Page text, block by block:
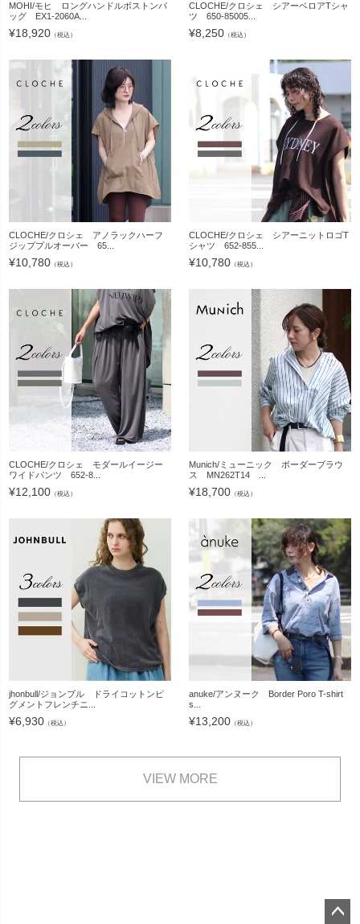
MOHI/モヒ ロングハンドルボストンバ
ッグ EX1-2060A...
¥18,920 （税込）
CLOCHE/クロシェ シアーベロアTシャ
ツ 650-85005...
¥8,250 （税込）
CLOCHE/クロシェ アノラックハーフ
ジッププルオーバー 65...
¥10,780 （税込）
CLOCHE/クロシェ シアーニットロゴT
シャツ 652-855...
¥10,780 （税込）
CLOCHE/クロシェ モダールイージー
ワイドパンツ 652-8...
¥12,100 （税込）
Munich/ミューニック ボーダーブラウ
ス MN262T14 ...
¥18,700 （税込）
jhonbull/ジョンブル ドライコットンピ
グメントフレンチニ...
¥6,930 （税込）
anuke/アンヌーク Border Poro T-shirt
s...
¥13,200 （税込）
VIEW MORE